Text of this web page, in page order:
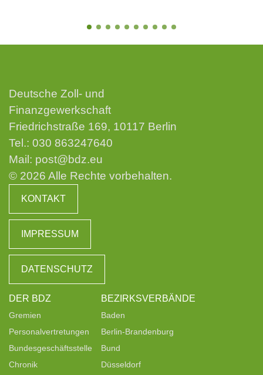
Deutsche Zoll- und
Finanzgewerkschaft
Friedrichstraße 169, 10117 Berlin
Tel.: 030 863247640
Mail: post@bdz.eu
© 2026 Alle Rechte vorbehalten.
KONTAKT
IMPRESSUM
DATENSCHUTZ
DER BDZ
Gremien
Personalvertretungen
Bundesgeschäftsstelle
Chronik
BEZIRKSVERBÄNDE
Baden
Berlin-Brandenburg
Bund
Düsseldorf